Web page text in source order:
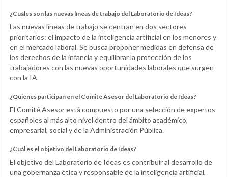
¿Cuáles son las nuevas líneas de trabajo del Laboratorio de Ideas?
Las nuevas líneas de trabajo se centran en dos sectores
prioritarios: el impacto de la inteligencia artificial en los menores y
en el mercado laboral. Se busca proponer medidas en defensa de
los derechos de la infancia y equilibrar la protección de los
trabajadores con las nuevas oportunidades laborales que surgen
con la IA.
¿Quiénes participan en el Comité Asesor del Laboratorio de Ideas?
El Comité Asesor está compuesto por una selección de expertos
españoles al más alto nivel dentro del ámbito académico,
empresarial, social y de la Administración Pública.
¿Cuál es el objetivo del Laboratorio de Ideas?
El objetivo del Laboratorio de Ideas es contribuir al desarrollo de
una gobernanza ética y responsable de la inteligencia artificial,